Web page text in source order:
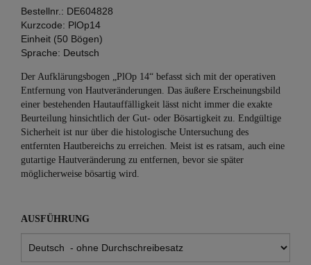
Bestellnr.: DE604828
Kurzcode: PlOp14
Einheit (50 Bögen)
Sprache: Deutsch
Der Aufklärungsbogen „PlOp 14“ befasst sich mit der operativen
Entfernung von Hautveränderungen. Das äußere Erscheinungsbild
einer bestehenden Hautauffälligkeit lässt nicht immer die exakte
Beurteilung hinsichtlich der Gut- oder Bösartigkeit zu. Endgültige
Sicherheit ist nur über die histologische Untersuchung des
entfernten Hautbereichs zu erreichen. Meist ist es ratsam, auch eine
gutartige Hautveränderung zu entfernen, bevor sie später
möglicherweise bösartig wird.
AUSFÜHRUNG